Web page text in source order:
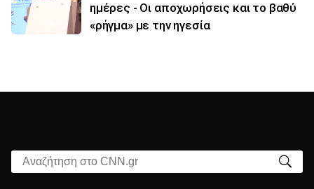
ημέρες - Οι αποχωρήσεις και το βαθύ
«ρήγμα» με την ηγεσία
Αναζήτηση στο CNN.gr